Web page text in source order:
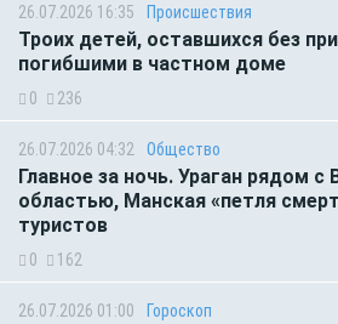
26.07.2026 16:35 Происшествия
Троих детей, оставшихся без
погибшими в частном доме
0 236
26.07.2026 04:32 Общество
Главное за ночь. Ураган рядом
областью, Манская «петля
туристов
0 162
26.07.2026 01:00 Гороскоп